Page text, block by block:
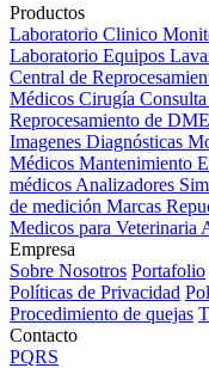
Productos
Laboratorio Clinico
Laboratorio Equipos
Central de
Médicos Cirugía
Reprocesamiento de
Imagenes Diagnósticas
Médicos Mantenimiento
médicos Analizadores
de medición Marcas
Medicos para Veterinaria
Empresa
Sobre Nosotros Portafolio
Políticas de Privacidad
Procedimiento de quejas
Contacto
PQRS